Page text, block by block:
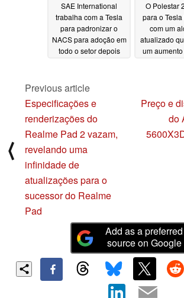
SAE International
trabalha com a Tesla
para padronizar o
NACS para adoção em
todo o setor depois
abandonarem o CCS-1
O Polestar
para o
com um
atualizado
um
⟨
Previous article
Especificações e
renderizações do
Realme Pad 2 vazam,
revelando uma
infinidade de
atualizações para o
sucessor do Realme
Pad
Preço e
do
Add as a preferred
source on Google